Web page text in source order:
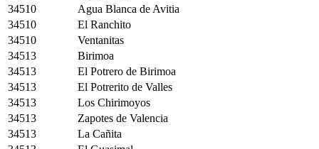
34510
Agua Blanca de Avitia
34510
El Ranchito
34510
Ventanitas
34513
Birimoa
34513
El Potrero de Birimoa
34513
El Potrerito de Valles
34513
Los Chirimoyos
34513
Zapotes de Valencia
34513
La Cañita